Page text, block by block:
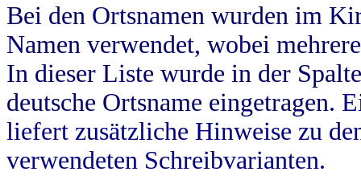
Bei den Ortsnamen wurden im
Namen verwendet, wobei
In dieser Liste wurde in der
deutsche Ortsname eingetragen.
liefert zusätzliche Hinweise zu
verwendeten Schreibvarianten.